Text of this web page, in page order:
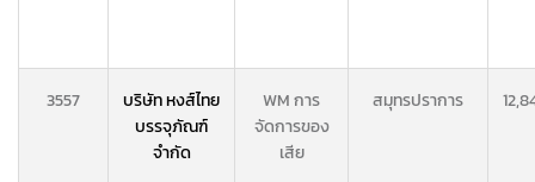
3557
บริษัท หงส์ไทย
บรรจุภัณฑ์
จำกัด
WM การ
จัดการของ
เสีย
สมุทรปราการ